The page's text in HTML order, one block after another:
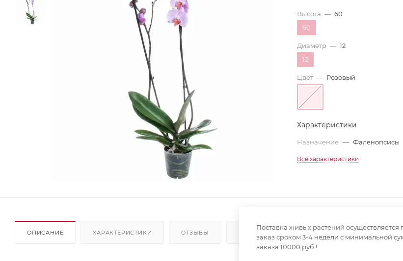
Высота — 60
60
Диаметр — 12
12
Цвет — Розовый
Характеристики
Назначение — Фаленопсисы
Все характеристики
ОПИСАНИЕ ХАРАКТЕРИСТИКИ ОТЗЫВЫ ОПЛАТА
Поставка живых растений осуществляется
заказ сроком 3-4 недели с минимальной
заказа 10000 руб.!